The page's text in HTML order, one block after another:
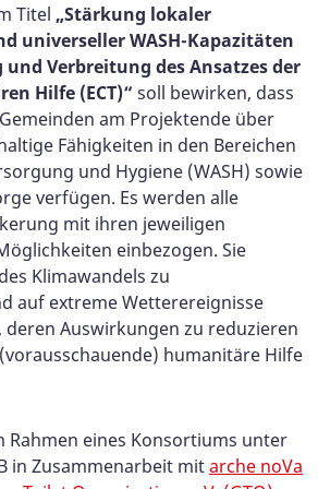
Titel „Stärkung lokaler
universeller WASH-Kapazitäten
Verbreitung des Ansatzes der
Hilfe (ECT)“ soll bewirken, dass
am Projektende über
Fähigkeiten in den Bereichen
und Hygiene (WASH) sowie
verfügen. Es werden alle
mit ihren jeweiligen
einbezogen. Sie
Klimawandels zu
auf extreme Wetterereignisse
Auswirkungen zu reduzieren
humanitäre Hilfe
Rahmen eines Konsortiums unter
in Zusammenarbeit mitarche noVa